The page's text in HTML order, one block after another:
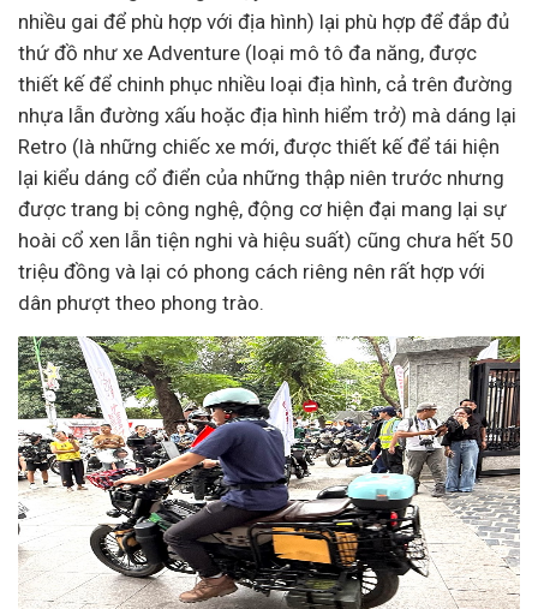
nhiều gai để phù hợp với địa hình) lại phù hợp để đắp đủ
thứ đồ như xe Adventure (loại mô tô đa năng, được
thiết kế để chinh phục nhiều loại địa hình, cả trên đường
nhựa lẫn đường xấu hoặc địa hình hiểm trở) mà dáng lại
Retro (là những chiếc xe mới, được thiết kế để tái hiện
lại kiểu dáng cổ điển của những thập niên trước nhưng
được trang bị công nghệ, động cơ hiện đại mang lại sự
hoài cổ xen lẫn tiện nghi và hiệu suất) cũng chưa hết 50
triệu đồng và lại có phong cách riêng nên rất hợp với
dân phượt theo phong trào.